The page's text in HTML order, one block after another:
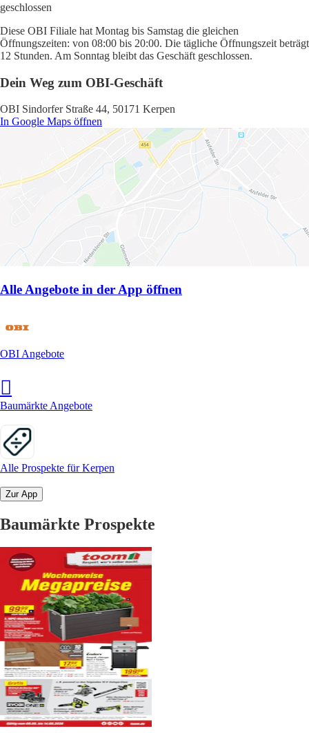
geschlossen
Diese OBI Filiale hat Montag bis Samstag die gleichen
Öffnungszeiten: von 08:00 bis 20:00. Die tägliche Öffnungszeit beträgt
12 Stunden. Am Sonntag bleibt das Geschäft geschlossen.
Dein Weg zum OBI-Geschäft
OBI Sindorfer Straße 44, 50171 Kerpen
In Google Maps öffnen
Alle Angebote in der App öffnen
OBI Angebote
Baumärkte Angebote
Alle Prospekte für Kerpen
Zur App
Baumärkte Prospekte